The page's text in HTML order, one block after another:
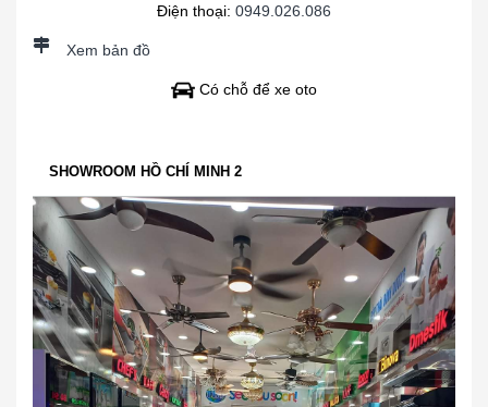
Điện thoại: 0949.026.086
Xem bản đồ
Có chỗ để xe oto
SHOWROOM HỒ CHÍ MINH 2